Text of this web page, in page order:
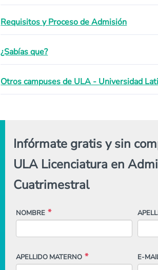
Requisitos y Proceso de Admisión
¿Sabías que?
Otros campuses de ULA - Universidad
Infórmate gratis y sin
ULA Licenciatura en
Cuatrimestral
NOMBRE
APELLIDO MATERNO E-